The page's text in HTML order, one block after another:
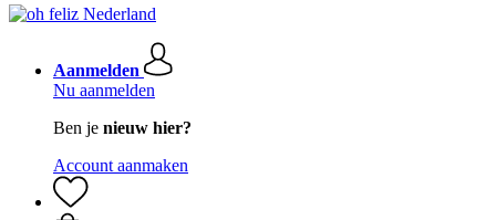
Aanmelden
Nu aanmelden
Ben je nieuw hier?
Account aanmaken